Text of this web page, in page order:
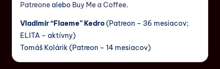
Patreone alebo Buy Me a Coffee.
Vladimír “Flaeme” Kedro(Patreon – 36 mesiacov;
ELITA – aktívny)
Tomáš Kolárik (Patreon – 14 mesiacov)